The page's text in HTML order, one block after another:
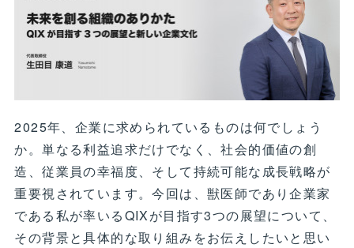
2025年、企業に求められているものは何でしょう
か。単なる利益追求だけでなく、社会的価値の創
造、従業員の幸福度、そして持続可能な成長戦略が
重要視されています。今回は、獣医師であり企業家
である私が率いるQIXが目指す3つの展望について、
その背景と具体的な取り組みをお伝えしたいと思い